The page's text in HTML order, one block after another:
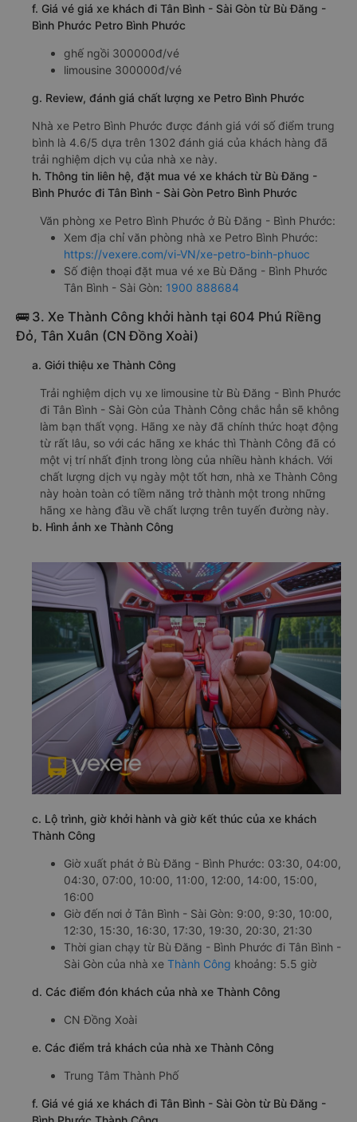
f. Giá vé giá xe khách đi Tân Bình - Sài Gòn từ Bù Đăng -
Bình Phước Petro Bình Phước
ghế ngồi 300000đ/vé
limousine 300000đ/vé
g. Review, đánh giá chất lượng xe Petro Bình Phước
Nhà xe Petro Bình Phước được đánh giá với số điểm trung
bình là 4.6/5 dựa trên 1302 đánh giá của khách hàng đã
trải nghiệm dịch vụ của nhà xe này.
h. Thông tin liên hệ, đặt mua vé xe khách từ Bù Đăng -
Bình Phước đi Tân Bình - Sài Gòn Petro Bình Phước
Văn phòng xe Petro Bình Phước ở Bù Đăng - Bình Phước:
Xem địa chỉ văn phòng nhà xe Petro Bình Phước:
https://vexere.com/vi-VN/xe-petro-binh-phuoc
Số điện thoại đặt mua vé xe Bù Đăng - Bình Phước
Tân Bình - Sài Gòn: 1900 888684
🚌 3. Xe Thành Công khởi hành tại 604 Phú Riềng
Đỏ, Tân Xuân (CN Đồng Xoài)
a. Giới thiệu xe Thành Công
Trải nghiệm dịch vụ xe limousine từ Bù Đăng - Bình Phước
đi Tân Bình - Sài Gòn của Thành Công chắc hẳn sẽ không
làm bạn thất vọng. Hãng xe này đã chính thức hoạt động
từ rất lâu, so với các hãng xe khác thì Thành Công đã có
một vị trí nhất định trong lòng của nhiều hành khách. Với
chất lượng dịch vụ ngày một tốt hơn, nhà xe Thành Công
này hoàn toàn có tiềm năng trở thành một trong những
hãng xe hàng đầu về chất lượng trên tuyến đường này.
b. Hình ảnh xe Thành Công
c. Lộ trình, giờ khởi hành và giờ kết thúc của xe khách
Thành Công
Giờ xuất phát ở Bù Đăng - Bình Phước: 03:30, 04:00,
04:30, 07:00, 10:00, 11:00, 12:00, 14:00, 15:00,
16:00
Giờ đến nơi ở Tân Bình - Sài Gòn: 9:00, 9:30, 10:00,
12:30, 15:30, 16:30, 17:30, 19:30, 20:30, 21:30
Thời gian chạy từ Bù Đăng - Bình Phước đi Tân Bình -
Sài Gòn của nhà xe Thành Công khoảng: 5.5 giờ
d. Các điểm đón khách của nhà xe Thành Công
CN Đồng Xoài
e. Các điểm trả khách của nhà xe Thành Công
Trung Tâm Thành Phố
f. Giá vé giá xe khách đi Tân Bình - Sài Gòn từ Bù Đăng -